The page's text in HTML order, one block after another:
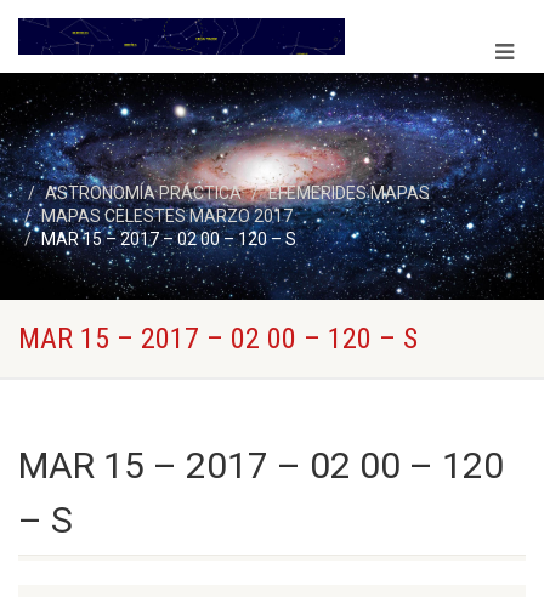
ASTRONOMÍA PRÁCTICA
EFEMERIDES MAPAS
MAPAS CELESTES MARZO 2017
MAR 15 – 2017 – 02 00 – 120 – S
MAR 15 – 2017 – 02 00 – 120 – S
MAR 15 – 2017 – 02 00 – 120
– S